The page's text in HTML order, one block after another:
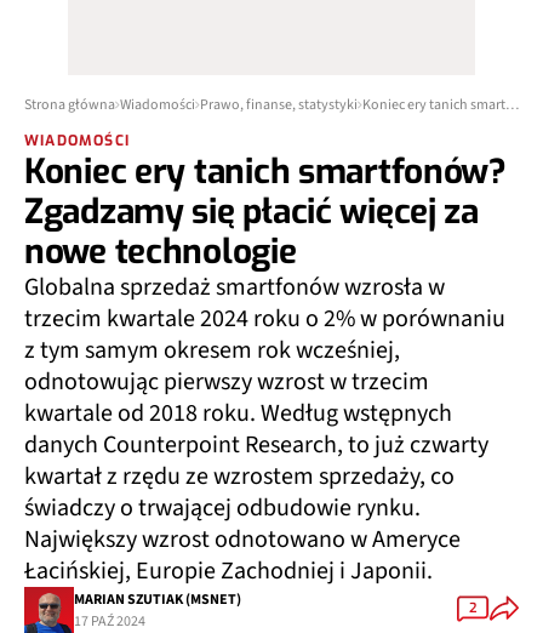
Strona główna Wiadomości Prawo, finanse, statystyki Koniec ery tanich smartfonów? Zgadzamy się płacić więcej za nowe technologie
WIADOMOŚCI
Koniec ery tanich smartfonów?
Zgadzamy się płacić więcej za
nowe technologie
Globalna sprzedaż smartfonów wzrosła w
trzecim kwartale 2024 roku o 2% w porównaniu
z tym samym okresem rok wcześniej,
odnotowując pierwszy wzrost w trzecim
kwartale od 2018 roku. Według wstępnych
danych Counterpoint Research, to już czwarty
kwartał z rzędu ze wzrostem sprzedaży, co
świadczy o trwającej odbudowie rynku.
Największy wzrost odnotowano w Ameryce
Łacińskiej, Europie Zachodniej i Japonii.
MARIAN SZUTIAK (MSNET)
17 PAŹ 2024
2